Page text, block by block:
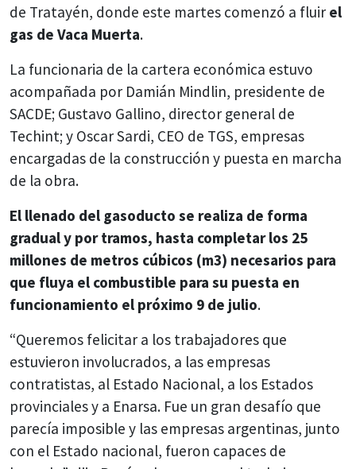
de Tratayén, donde este martes comenzó a fluir el
gas de Vaca Muerta.
La funcionaria de la cartera económica estuvo
acompañada por Damián Mindlin, presidente de
SACDE; Gustavo Gallino, director general de
Techint; y Oscar Sardi, CEO de TGS, empresas
encargadas de la construcción y puesta en marcha
de la obra.
El llenado del gasoducto se realiza de forma
gradual y por tramos, hasta completar los 25
millones de metros cúbicos (m3) necesarios para
que fluya el combustible para su puesta en
funcionamiento el próximo 9 de julio.
“Queremos felicitar a los trabajadores que
estuvieron involucrados, a las empresas
contratistas, al Estado Nacional, a los Estados
provinciales y a Enarsa. Fue un gran desafío que
parecía imposible y las empresas argentinas, junto
con el Estado nacional, fueron capaces de